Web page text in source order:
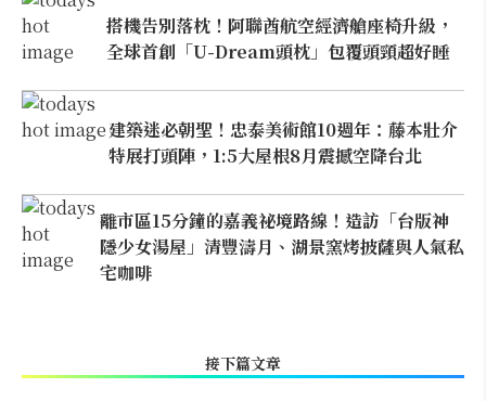
搭機告別落枕！阿聯酋航空經濟艙座椅升級，
全球首創「U-Dream頭枕」包覆頭頸超好睡
建築迷必朝聖！忠泰美術館10週年：藤本壯介
特展打頭陣，1:5大屋根8月震撼空降台北
離市區15分鐘的嘉義祕境路線！造訪「台版神
隱少女湯屋」清豐濤月、湖景窯烤披薩與人氣私
宅咖啡
接下篇文章